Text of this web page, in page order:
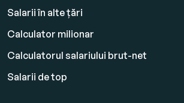
Salarii în alte țări
Calculator milionar
Calculatorul salariului brut-net
Salarii de top